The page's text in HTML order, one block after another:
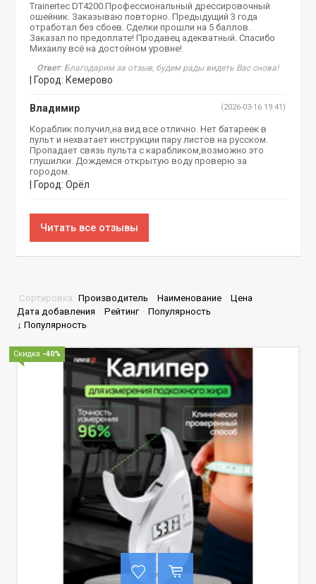
Trainertec DT4200.Профессиональный дрессировочный
ошейник. Заказываю повторно. Предыдущий 3 года
отработал без сбоев. Сделки прошли на 5 баллов.
Заказал по предоплате! Продавец адекватный. Спасибо
Михаилу всё на достойном уровне!
Ответ: Благодарим за отзыв, будем рады видеть Вас снова!
| Город: Кемерово
Владимир (2026-03-16 19:41)
Кораблик получил,на вид все отлично. Нет батареек в
пульт и нехватает инструкции пару листов на русском.
Пропадает связь пульта с карабликом,возможно это
глушилки. Дождемся открытую воду проверю за
городом.
| Город: Орёл
Читать все отзывы
Сортировка: Производитель · Наименование · Цена ·
Дата добавления · Рейтинг · Популярность ·
↓ Популярность
Скидка -40%